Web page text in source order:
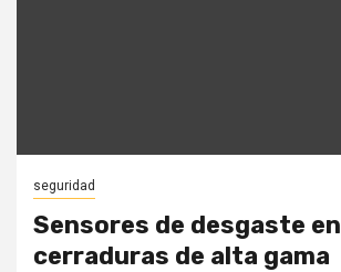
seguridad
Sensores de desgaste en
cerraduras de alta gama